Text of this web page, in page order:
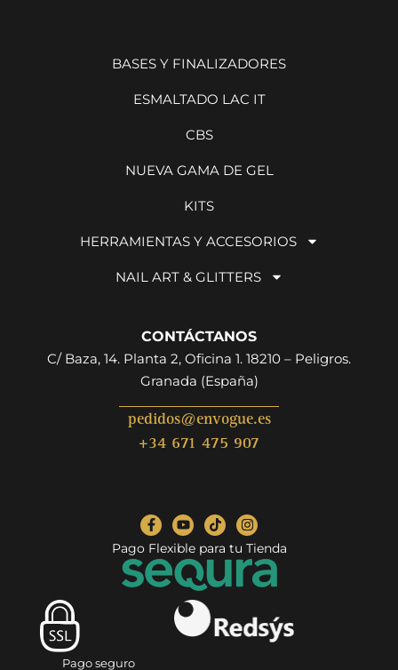
BASES Y FINALIZADORES
ESMALTADO LAC IT
CBS
NUEVA GAMA DE GEL
KITS
HERRAMIENTAS Y ACCESORIOS
NAIL ART & GLITTERS
CONTÁCTANOS
C/ Baza, 14. Planta 2, Oficina 1. 18210 – Peligros.
Granada (España)
pedidos@envogue.es
+34 671 475 907
Pago Flexible para tu Tienda
Pago seguro